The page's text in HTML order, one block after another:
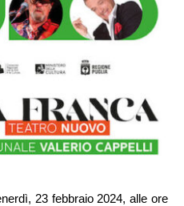
23 febbraio 2024, alle ore